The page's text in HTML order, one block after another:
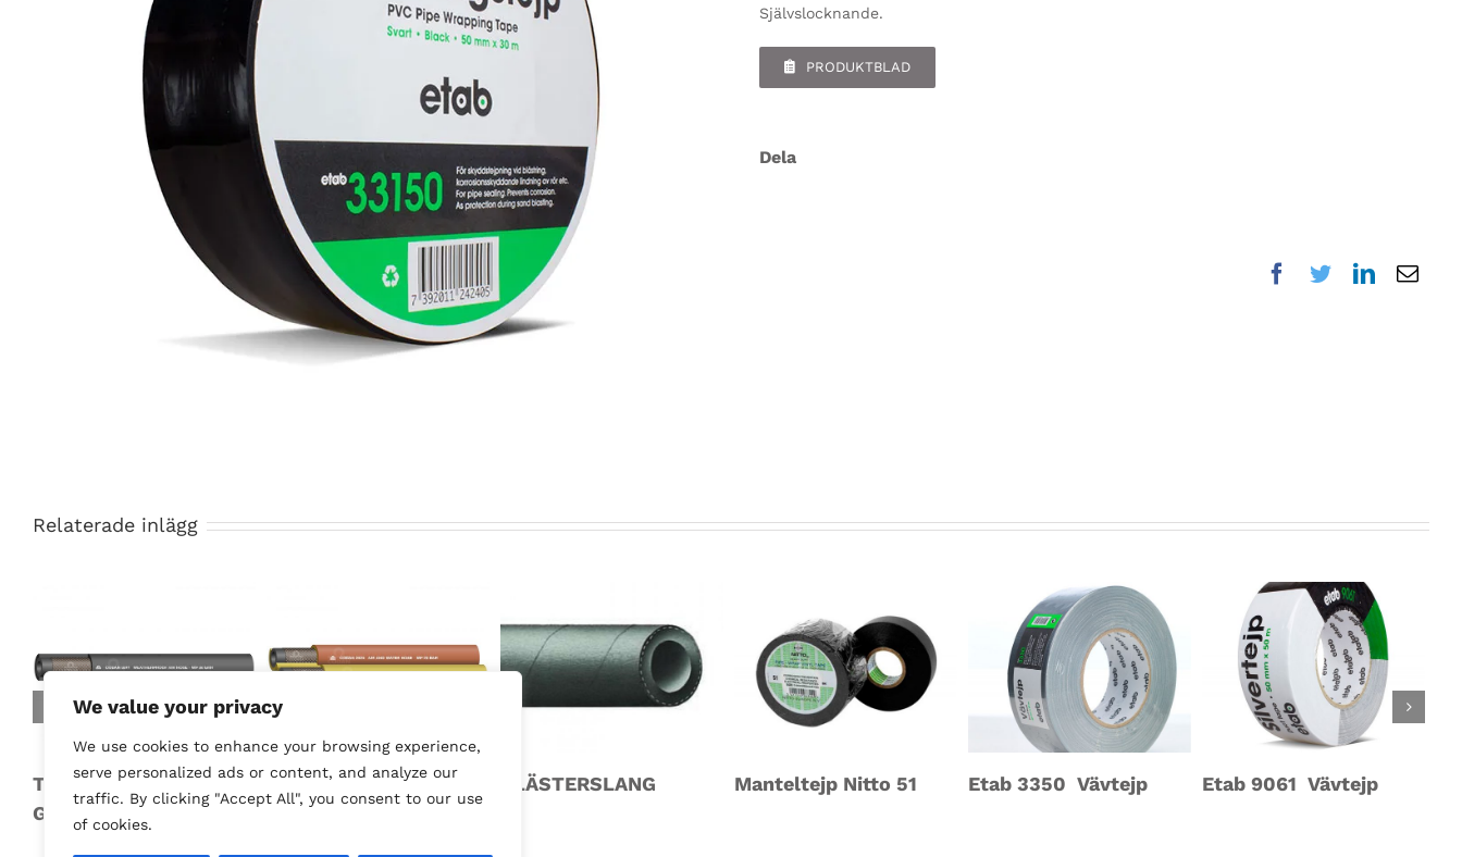
We value your privacy
We use cookies to enhance your browsing experience,
serve personalized ads or content, and analyze our
traffic. By clicking "Accept All", you consent to our use
of cookies.
Självslocknande.
PRODUKTBLAD
Dela
Relaterade inlägg
TRYCKLUFTSSLANG
GUMMI 20-60 BAR
TVILLINGSLANG /
MANÖVERSLANG
BLÄSTERSLANG Manteltejp Nitto 51 Etab 3350 Vävtejp Etab 9061 Vävtejp